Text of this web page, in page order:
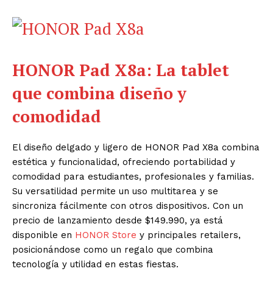
HONOR Pad X8a: La tablet
que combina diseño y
comodidad
El diseño delgado y ligero de HONOR Pad X8a combina
estética y funcionalidad, ofreciendo portabilidad y
comodidad para estudiantes, profesionales y familias.
Su versatilidad permite un uso multitarea y se
sincroniza fácilmente con otros dispositivos. Con un
precio de lanzamiento desde $149.990, ya está
disponible en HONOR Store y principales retailers,
posicionándose como un regalo que combina
tecnología y utilidad en estas fiestas.